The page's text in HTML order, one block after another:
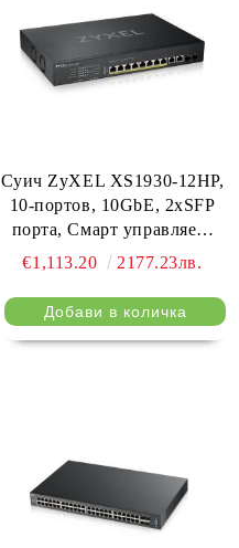
Суич ZyXEL XS1930-12HP,
10-портов, 10GbE, 2xSFP
порта, Смарт управляем,
PoE
€1,113.20 2177.23лв.